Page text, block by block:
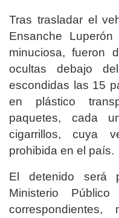
Tras trasladar el
Ensanche
minuciosa, fueron
ocultas debajo
escondidas las 15
en plástico
paquetes, cada
cigarrillos, cuya
prohibida en el país.
El detenido será
Ministerio
correspondientes,